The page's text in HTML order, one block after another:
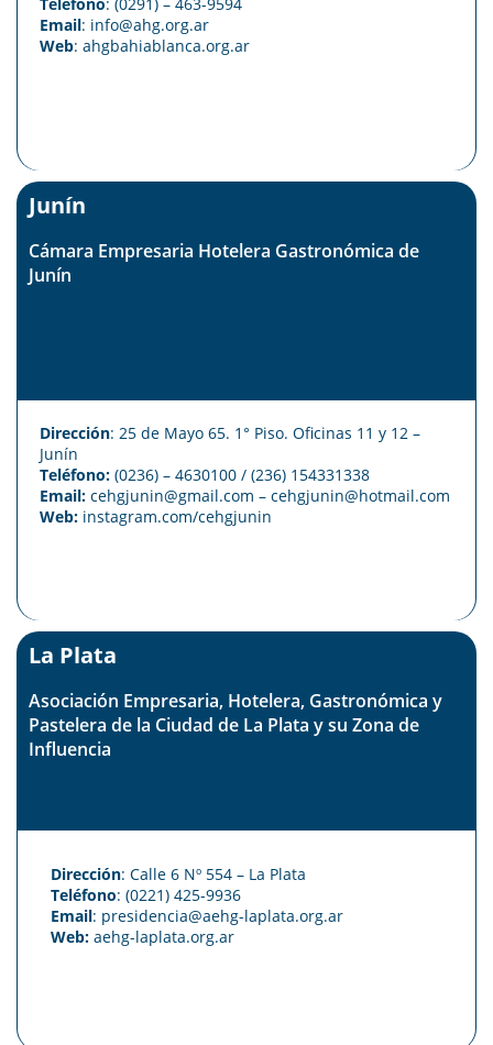
Email: info@ahg.org.ar
Web: ahgbahiablanca.org.ar
Junín
Cámara Empresaria Hotelera Gastronómica de
Junín
Dirección: 25 de Mayo 65. 1° Piso. Oficinas 11 y 12 –
Junín
Teléfono: (0236) – 4630100 / (236) 154331338
Email: cehgjunin@gmail.com – cehgjunin@hotmail.com
Web: instagram.com/cehgjunin
La Plata
Asociación Empresaria, Hotelera, Gastronómica y
Pastelera de la Ciudad de La Plata y su Zona de
Influencia
Dirección: Calle 6 Nº 554 – La Plata
Teléfono: (0221) 425-9936
Email: presidencia@aehg-laplata.org.ar
Web: aehg-laplata.org.ar